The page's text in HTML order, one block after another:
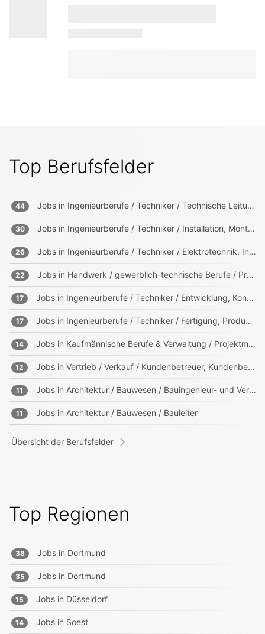
Top Berufsfelder
44 Jobs in Ingenieurberufe / Techniker / Technische Leitung, Projektleitung
30 Jobs in Ingenieurberufe / Techniker / Installation, Montage, Wartung
26 Jobs in Ingenieurberufe / Techniker / Elektrotechnik, Informationstechnik, Mechatronik
22 Jobs in Handwerk / gewerblich-technische Berufe / Produktion
17 Jobs in Ingenieurberufe / Techniker / Entwicklung, Konstruktion, Produktmanagement
17 Jobs in Ingenieurberufe / Techniker / Fertigung, Produktion
14 Jobs in Kaufmännische Berufe & Verwaltung / Projektmanagement, Projektleitung
12 Jobs in Vertrieb / Verkauf / Kundenbetreuer, Kundenberater
11 Jobs in Architektur / Bauwesen / Bauingenieur- und Vermessungswesen
11 Jobs in Architektur / Bauwesen / Bauleiter
Übersicht der Berufsfelder
Top Regionen
38 Jobs in Dortmund
35 Jobs in Dortmund
15 Jobs in Düsseldorf
14 Jobs in Soest